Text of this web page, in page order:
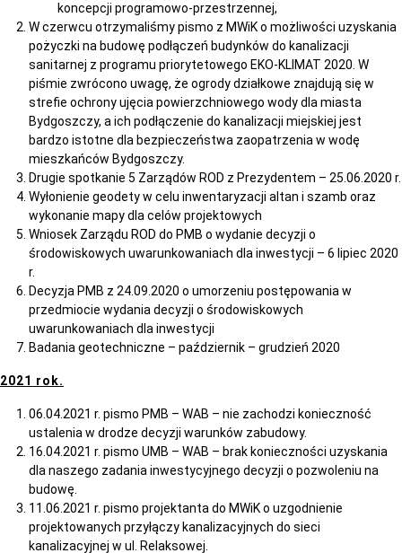
koncepcji programowo-przestrzennej,
W czerwcu otrzymaliśmy pismo z MWiK o możliwości uzyskania
pożyczki na budowę podłączeń budynków do kanalizacji
sanitarnej z programu priorytetowego EKO-KLIMAT 2020. W
piśmie zwrócono uwagę, że ogrody działkowe znajdują się w
strefie ochrony ujęcia powierzchniowego wody dla miasta
Bydgoszczy, a ich podłączenie do kanalizacji miejskiej jest
bardzo istotne dla bezpieczeństwa zaopatrzenia w wodę
mieszkańców Bydgoszczy.
Drugie spotkanie 5 Zarządów ROD z Prezydentem – 25.06.2020 r.
Wyłonienie geodety w celu inwentaryzacji altan i szamb oraz
wykonanie mapy dla celów projektowych
Wniosek Zarządu ROD do PMB o wydanie decyzji o
środowiskowych uwarunkowaniach dla inwestycji – 6 lipiec 2020
r.
Decyzja PMB z 24.09.2020 o umorzeniu postępowania w
przedmiocie wydania decyzji o środowiskowych
uwarunkowaniach dla inwestycji
Badania geotechniczne – październik – grudzień 2020
2021 rok.
06.04.2021 r. pismo PMB – WAB – nie zachodzi konieczność
ustalenia w drodze decyzji warunków zabudowy.
16.04.2021 r. pismo UMB – WAB – brak konieczności uzyskania
dla naszego zadania inwestycyjnego decyzji o pozwoleniu na
budowę.
11.06.2021 r. pismo projektanta do MWiK o uzgodnienie
projektowanych przyłączy kanalizacyjnych do sieci
kanalizacyjnej w ul. Relaksowej.